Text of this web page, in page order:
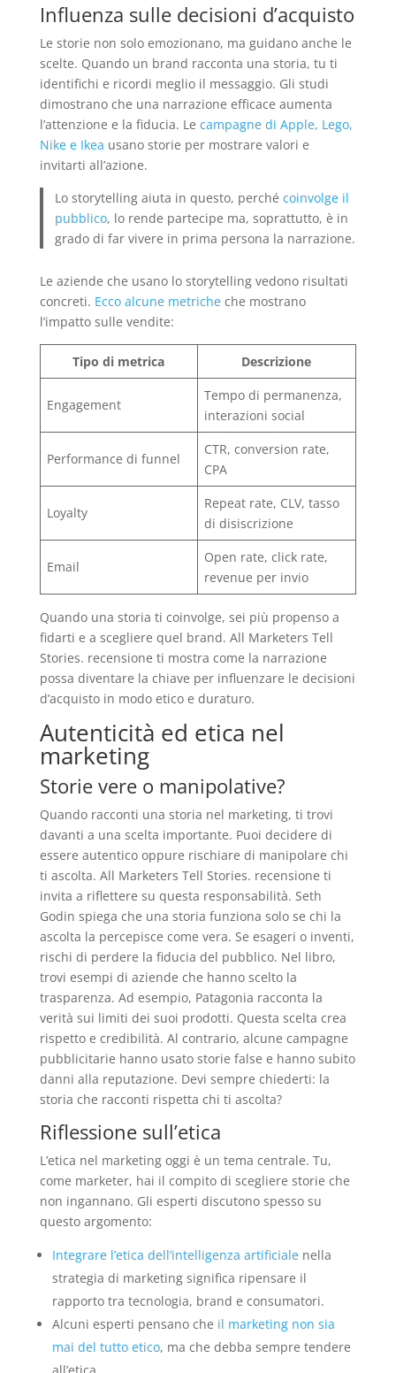
Influenza sulle decisioni d’acquisto
Le storie non solo emozionano, ma guidano anche le
scelte. Quando un brand racconta una storia, tu ti
identifichi e ricordi meglio il messaggio. Gli studi
dimostrano che una narrazione efficace aumenta
l’attenzione e la fiducia. Le campagne di Apple, Lego,
Nike e Ikea usano storie per mostrare valori e
invitarti all’azione.
Lo storytelling aiuta in questo, perchécoinvolge il
pubblico, lo rende partecipe ma, soprattutto, è in
grado di far vivere in prima persona la narrazione.
Le aziende che usano lo storytelling vedono risultati
concreti. Ecco alcune metricheche mostrano
l’impatto sulle vendite:
Tipo di metrica Descrizione
Engagement
Tempo di permanenza,
interazioni social
Performance di funnel
CTR, conversion rate,
CPA
Loyalty
Repeat rate, CLV, tasso
di disiscrizione
Email
Open rate, click rate,
revenue per invio
Quando una storia ti coinvolge, sei più propenso a
fidarti e a scegliere quel brand. All Marketers Tell
Stories. recensione ti mostra come la narrazione
possa diventare la chiave per influenzare le decisioni
d’acquisto in modo etico e duraturo.
Autenticità ed etica nel
marketing
Storie vere o manipolative?
Quando racconti una storia nel marketing, ti trovi
davanti a una scelta importante. Puoi decidere di
essere autentico oppure rischiare di manipolare chi
ti ascolta. All Marketers Tell Stories. recensione ti
invita a riflettere su questa responsabilità. Seth
Godin spiega che una storia funziona solo se chi la
ascolta la percepisce come vera. Se esageri o inventi,
rischi di perdere la fiducia del pubblico. Nel libro,
trovi esempi di aziende che hanno scelto la
trasparenza. Ad esempio, Patagonia racconta la
verità sui limiti dei suoi prodotti. Questa scelta crea
rispetto e credibilità. Al contrario, alcune campagne
pubblicitarie hanno usato storie false e hanno subito
danni alla reputazione. Devi sempre chiederti: la
storia che racconti rispetta chi ti ascolta?
Riflessione sull’etica
L’etica nel marketing oggi è un tema centrale. Tu,
come marketer, hai il compito di scegliere storie che
non ingannano. Gli esperti discutono spesso su
questo argomento:
Integrare l’etica dell’intelligenza artificialenella
strategia di marketing significa ripensare il
rapporto tra tecnologia, brand e consumatori.
Alcuni esperti pensano che il marketing non sia
mai del tutto etico, ma che debba sempre tendere